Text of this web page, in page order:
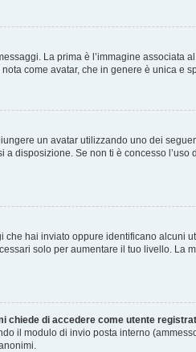
La prima è l’immagine associata
come avatar, che in genere è unica e
un avatar utilizzando uno dei
disposizione. Se non ti è concesso
hai inviato oppure identificano alcuni
solo per aumentare il tuo livello. La
chiede di accedere come utente
il modulo di invio posta interno